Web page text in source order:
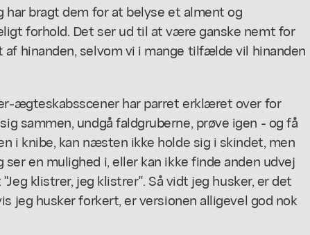
har bragt dem for at belyse et alment og
forhold. Det ser ud til at være ganske nemt for
af hinanden, selvom vi i mange tilfælde vil hinanden
ægteskabsscener har parret erklæret over for
sammen, undgå faldgruberne, prøve igen - og få
i knibe, kan næsten ikke holde sig i skindet, men
en mulighed i, eller kan ikke finde anden udvej
klistrer, jeg klistrer". Så vidt jeg husker, er det
jeg husker forkert, er versionen alligevel god nok